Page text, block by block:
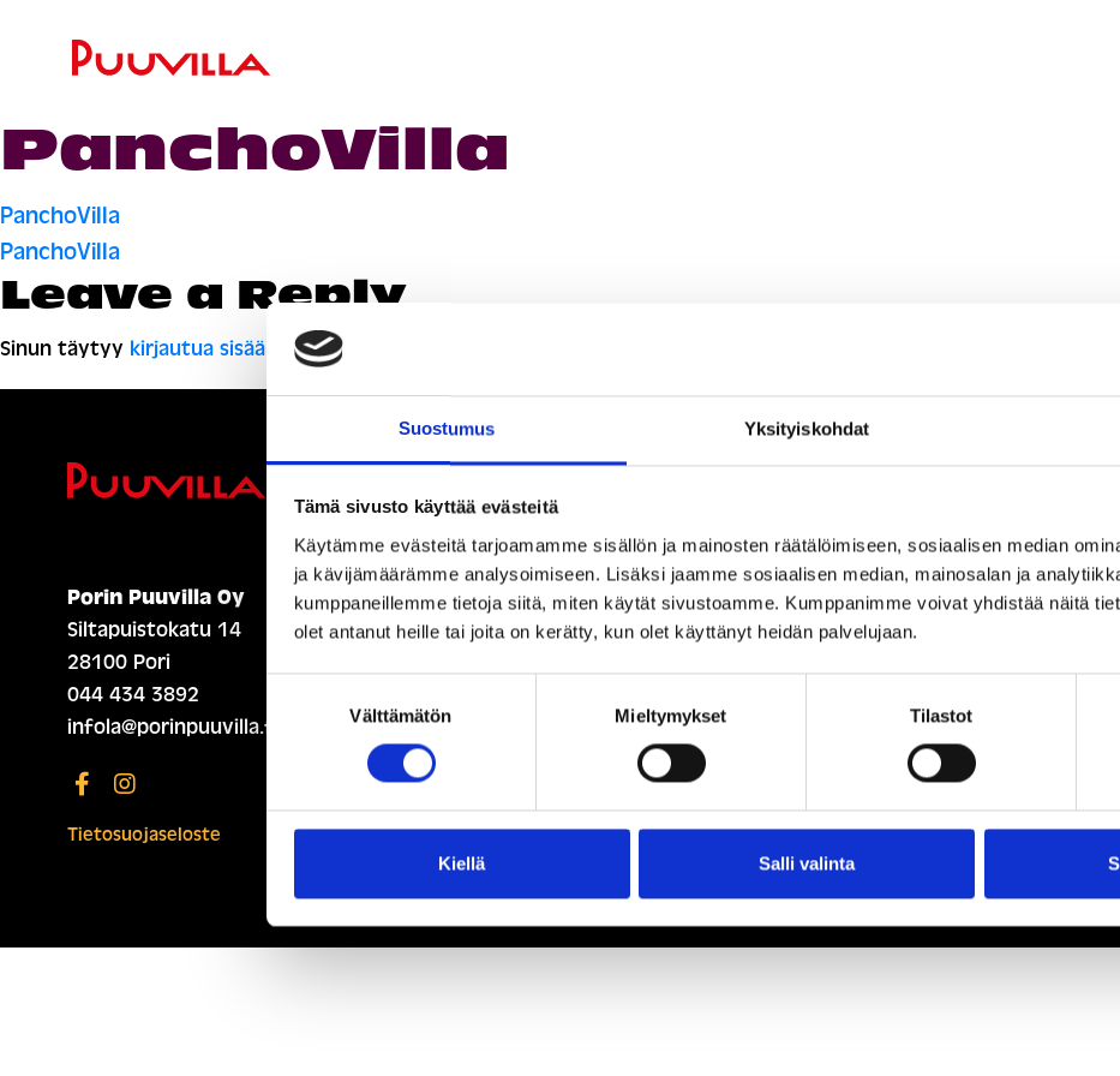
Suostumus Yksityiskohdat
Tämä sivusto käyttää evästeitä
Käytämme evästeitä tarjoamamme sisällön ja mainosten räätälöimiseen, sosiaalisen median
ja kävijämäärämme analysoimiseen. Lisäksi jaamme sosiaalisen median, mainosalan ja
kumppaneillemme tietoja siitä, miten käytät sivustoamme. Kumppanimme voivat yhdistää näitä
olet antanut heille tai joita on kerätty, kun olet käyttänyt heidän palvelujaan.
Välttämätön Mieltymykset Tilastot
Kiellä Salli valinta
PanchoVilla
Artikkelien
selaus
PanchoVilla
PanchoVilla
Leave a Reply
Sinun täytyy kirjautua sisään kommentoidaksesi.
Porin Puuvilla Oy
Siltapuistokatu 14
28100 Pori
044 434 3892
infola@porinpuuvilla.fi
Tietosuojaseloste
ETUSIVU (ENGLISH)